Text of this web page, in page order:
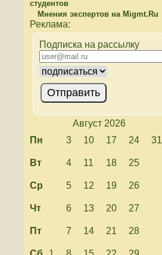
студентов
Мнения экспертов на Migmt.Ru
Подписка на рассылку
Август 2026
Пн
3 10 17 24 31
Вт 4 11 18 25
Ср 5 12 19 26
Чт 6 13 20 27
Пт 7 14 21 28